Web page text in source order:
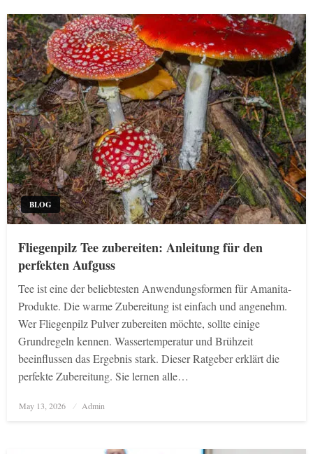
BLOG
Fliegenpilz Tee zubereiten: Anleitung für den
perfekten Aufguss
Tee ist eine der beliebtesten Anwendungsformen für Amanita-
Produkte. Die warme Zubereitung ist einfach und angenehm.
Wer Fliegenpilz Pulver zubereiten möchte, sollte einige
Grundregeln kennen. Wassertemperatur und Brühzeit
beeinflussen das Ergebnis stark. Dieser Ratgeber erklärt die
perfekte Zubereitung. Sie lernen alle…
Posted
on
May 13, 2026 Admin